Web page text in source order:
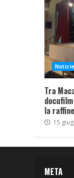
Tra
la
15
META